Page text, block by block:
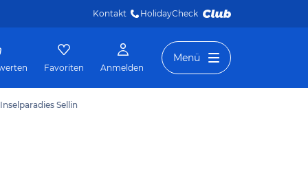
Kontakt HolidayCheck
Favoriten Anmelden
Menü
Sellin